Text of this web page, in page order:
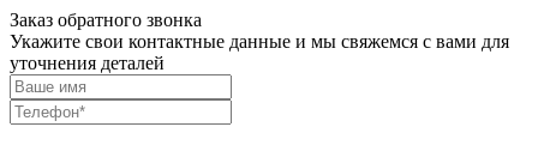
Заказ обратного звонка
Укажите свои контактные данные и мы свяжемся с вами для
уточнения деталей